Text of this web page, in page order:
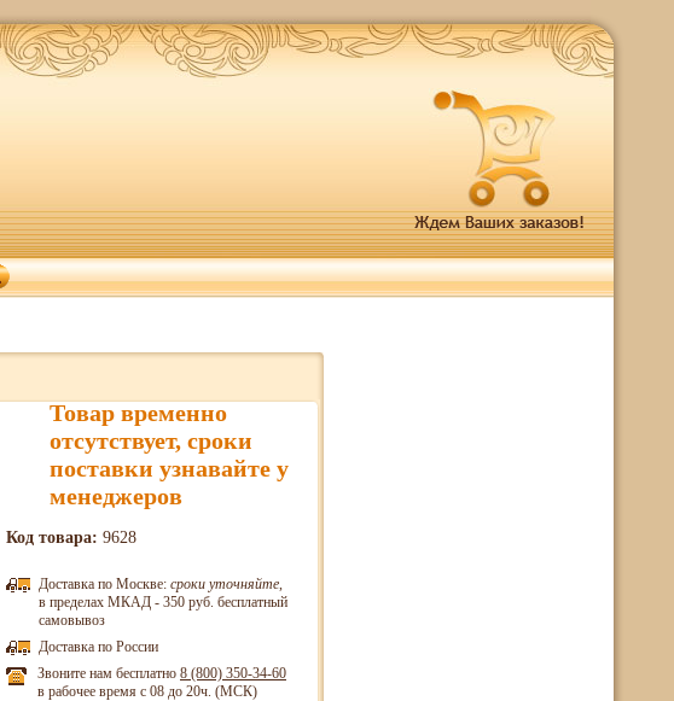
Товар временно
отсутствует, сроки
поставки узнавайте у
менеджеров
Код товара: 9628
Доставка по Москве: сроки уточняйте,
в пределах МКАД - 350 руб. бесплатный
самовывоз
Доставка по России
Звоните нам бесплатно 8 (800) 350-34-60
в рабочее время с 08 до 20ч. (МСК)